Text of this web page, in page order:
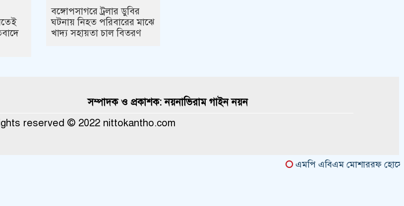
বঙ্গোপসাগরে ট্রলার ডুবির
ঘটনায় নিহত পরিবারের মাঝে
খাদ্য সহায়তা চাল বিতরণ
সম্পাদক ও প্রকাশক: নয়নাভিরাম গাইন নয়ন
reserved © 2022 nittokantho.com
এমপি এবিএম মোশাররফ হোসেনের